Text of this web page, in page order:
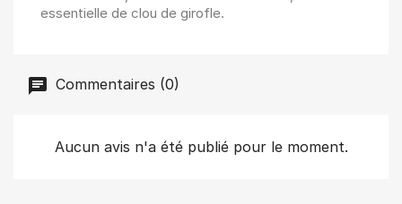
essentielle de clou de girofle.
Commentaires (0)
Aucun avis n'a été publié pour le moment.